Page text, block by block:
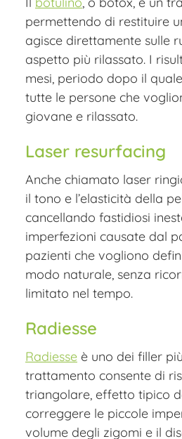
permettendo di restituire
agisce direttamente sulle
aspetto più rilassato. I
mesi, periodo dopo il
tutte le persone che
giovane e rilassato.
Laser resurfacing
Anche chiamato laser
il tono e l’elasticità della
cancellando fastidiosi
imperfezioni causate dal
pazienti che vogliono
modo naturale, senza
limitato nel tempo.
Radiesse
Radiesse è uno dei filler
trattamento consente di
triangolare, effetto tipico
correggere le piccole
volume degli zigomi e il